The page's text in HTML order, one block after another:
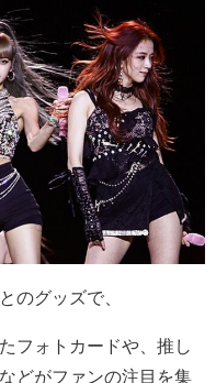
のグッズで、
フォトカードや、推し
どがファンの注目を集